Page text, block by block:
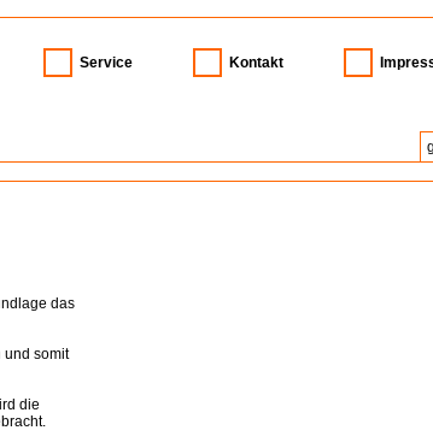
Service Kontakt
das
und somit
die